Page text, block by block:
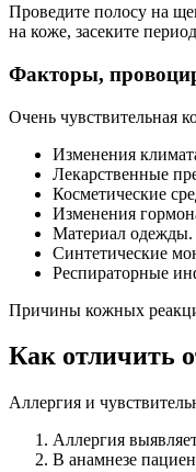
Проведите полосу на
на коже, засеките
Факторы,
Очень чувствительная
Изменения
Лекарственные
Косметические
Изменения
Материал одежды.
Синтетические
Респираторные
Причины кожных
Как отличить
Аллергия и
Аллергия
В анамнезе